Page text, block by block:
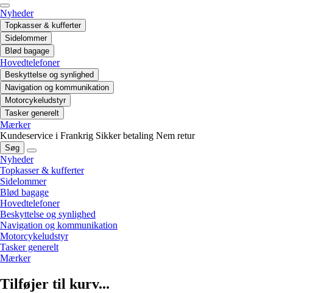
Nyheder
Topkasser & kufferter
Sidelommer
Blød bagage
Hovedtelefoner
Beskyttelse og synlighed
Navigation og kommunikation
Motorcykeludstyr
Tasker generelt
Mærker
Kundeservice i Frankrig Sikker betaling Nem retur
Søg
Nyheder
Topkasser & kufferter
Sidelommer
Blød bagage
Hovedtelefoner
Beskyttelse og synlighed
Navigation og kommunikation
Motorcykeludstyr
Tasker generelt
Mærker
Tilføjer til kurv...